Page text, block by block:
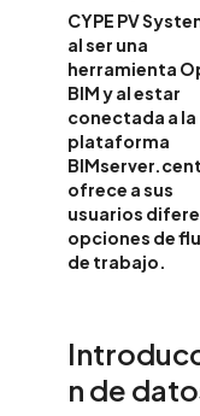
CYPE PV
al ser una
herramienta
BIM y al estar
conectada a la
plataforma
ofrece a sus
usuarios
opciones de
de trabajo.
n de